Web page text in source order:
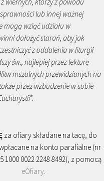
lub innej ważnej
mogą wziąć udziału w
dołożyć starań, aby jak
z oddalenia w liturgii
św., najlepiej przez lekturę
mszalnych przewidzianych na
przez wzbudzenie w sobie
”.
za ofiary składane na tacę, do
na konto parafialne (nr
1000 0022 2248 8492), z pomocą
eOfiary.